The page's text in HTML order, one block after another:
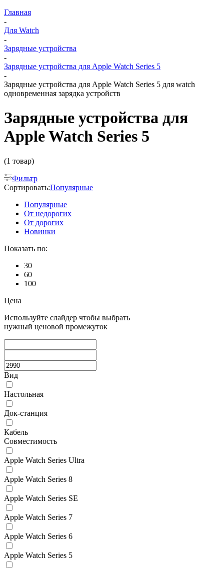
Главная
-
Для Watch
-
Зарядные устройства
-
Зарядные устройства для Apple Watch Series 5
-
Зарядные устройства для Apple Watch Series 5 для watch
одновременная зарядка устройств
Зарядные устройства для
Apple Watch Series 5
(1 товар)
Фильтр
Сортировать:Популярные
Популярные
От недорогих
От дорогих
Новинки
Показать по:
30
60
100
Цена
Используйте слайдер чтобы выбрать
нужный ценовой промежуток
Вид
Настольная
Док-станция
Кабель
Совместимость
Apple Watch Series Ultra
Apple Watch Series 8
Apple Watch Series SE
Apple Watch Series 7
Apple Watch Series 6
Apple Watch Series 5